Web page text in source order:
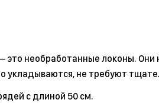
необработанные локоны.
укладываются, не требуют
с длиной 50 см.